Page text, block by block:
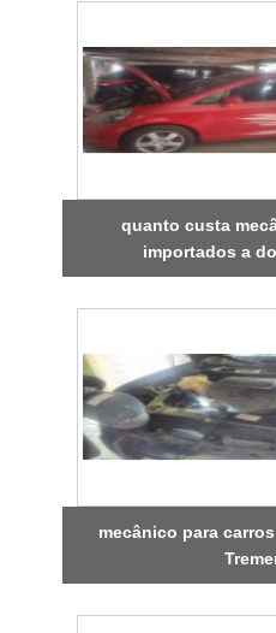
quanto custa
importados a
mecânico para